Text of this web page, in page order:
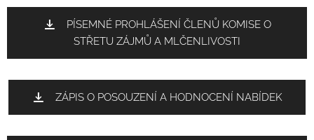
PÍSEMNÉ PROHLÁŠENÍ ČLENŮ KOMISE O
STŘETU ZÁJMŮ A MLČENLIVOSTI
ZÁPIS O POSOUZENÍ A HODNOCENÍ NABÍDEK